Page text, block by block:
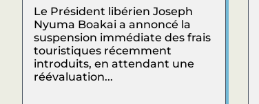
Le Président libérien Joseph
Nyuma Boakai a annoncé la
suspension immédiate des frais
touristiques récemment
introduits, en attendant une
réévaluation...